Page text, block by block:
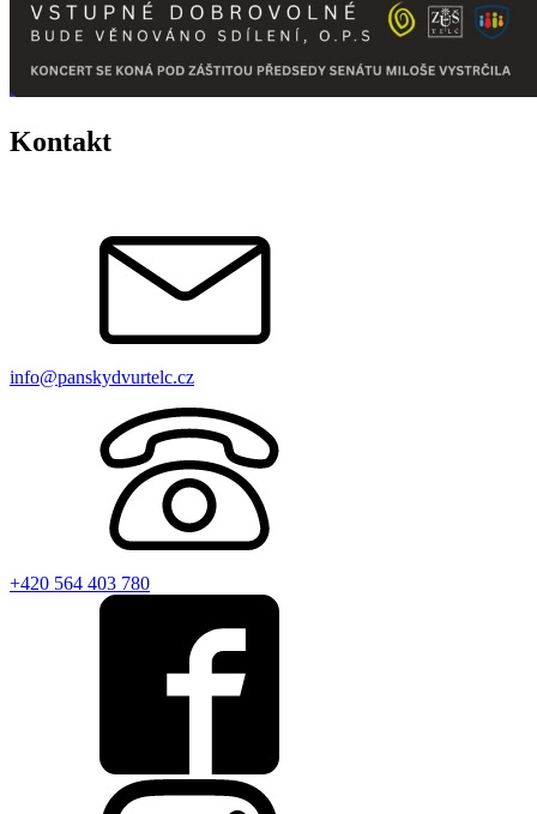
Kontakt
info@panskydvur­telc.cz
+420 564 403 780